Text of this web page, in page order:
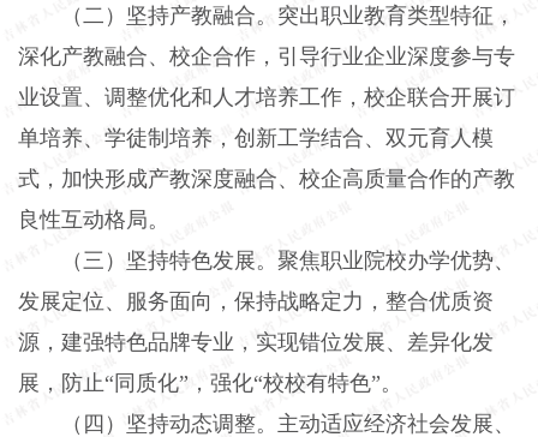
（二）坚持产教融合。 突出职业教育类型特征，
深化产教融合、校企合作，引导行业企业深度参与专
业设置、调整优化和人才培养工作，校企联合开展订
单培养、学徒制培养，创新工学结合、双元育人模
式，加快形成产教深度融合、校企高质量合作的产教
良性互动格局。
（三）坚持特色发展。 聚焦职业院校办学优势、
发展定位、服务面向，保持战略定力，整合优质资
源，建强特色品牌专业，实现错位发展、差异化发
展，防止“同质化”，强化“校校有特色”。
（四）坚持动态调整。 主动适应经济社会发展、